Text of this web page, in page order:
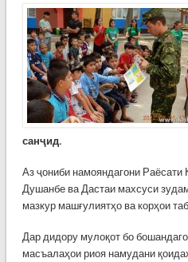
санҷид.
Аз ҷониби намояндагони
Душанбе ва Дастаи махсуси
мазкур машғулиятҳо ва корҳои
Дар дидору мулоқот бо
масъалаҳои риоя намудани